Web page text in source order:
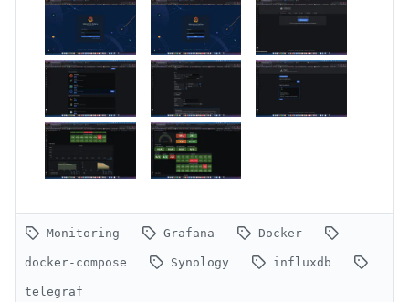
Monitoring Grafana Docker
docker-compose Synology influxdb
telegraf